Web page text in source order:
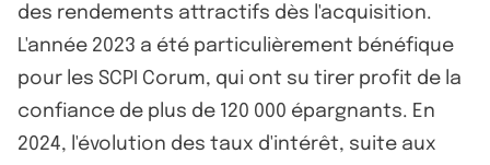
des rendements attractifs dès l'acquisition.
L'année 2023 a été particulièrement bénéfique
pour les SCPI Corum, qui ont su tirer profit de la
confiance de plus de 120 000 épargnants. En
2024, l'évolution des taux d'intérêt, suite aux